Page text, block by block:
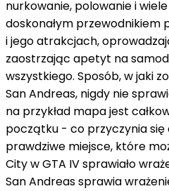
nurkowanie, polowanie i
doskonałym przewodnikiem
i jego atrakcjach,
zaostrzając apetyt na
wszystkiego. Sposób, w jaki
San Andreas, nigdy nie
na przykład mapa jest
początku - co przyczynia się
prawdziwe miejsce, które
City w GTA IV sprawiało
San Andreas sprawia